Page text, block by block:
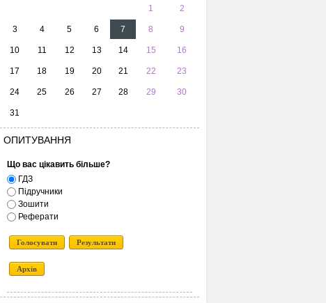
1 2
3 4 5 6 7 8 9
10 11 12 13 14 15 16
17 18 19 20 21 22 23
24 25 26 27 28 29 30
31
ОПИТУВАННЯ
Що вас цікавить більше?
ГДЗ
Підручники
Зошити
Реферати
Голосувати Результати
Архів